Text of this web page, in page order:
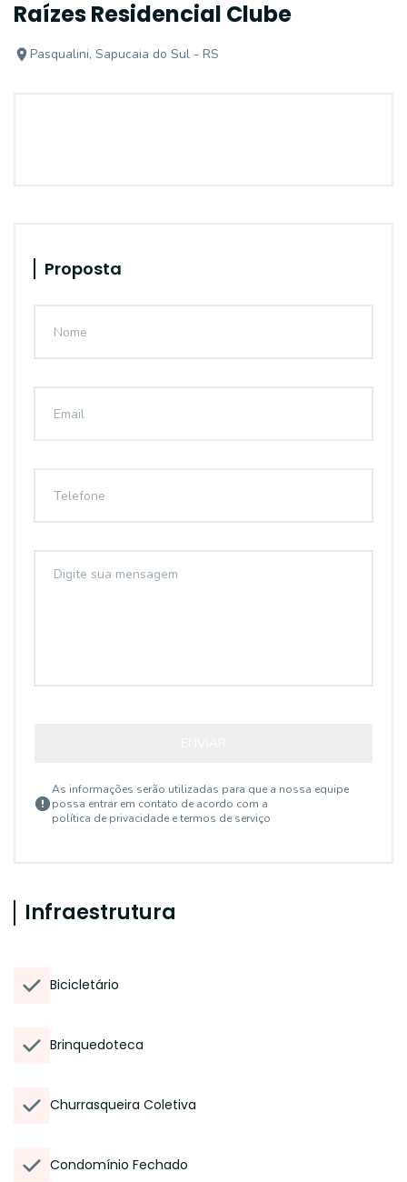
Raízes Residencial Clube
Pasqualini, Sapucaia do Sul - RS
Proposta
As informações serão utilizadas para que a nossa equipe
possa entrar em contato de acordo com a
política de privacidade e termos de serviço
Infraestrutura
Bicicletário
Brinquedoteca
Churrasqueira Coletiva
Condomínio Fechado